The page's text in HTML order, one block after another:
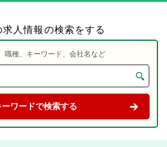
求人情報の検索をする
職種、キーワード、会社名など